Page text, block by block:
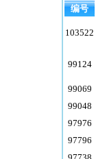
编号
103522
99124
99069
99048
97976
97796